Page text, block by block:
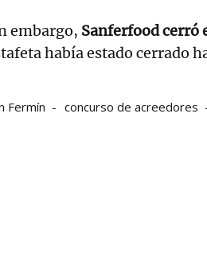
embargo, Sanferfood cerró
había estado cerrado
Fermín concurso de acreedores